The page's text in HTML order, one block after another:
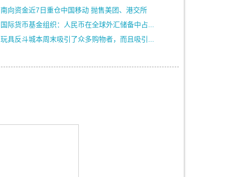
南向资金近7日重仓中国移动 抛售美团、港交所
国际货币基金组织：人民币在全球外汇储备中占...
玩具反斗城本周末吸引了众多购物者，而且吸引...